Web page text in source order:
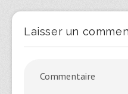
Laisser un